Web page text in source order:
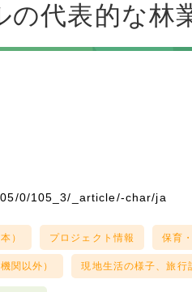
代表的な林
0/105_3/_article/-char/ja
） プロジェクト情報 保育
関以外） 現地生活の様子、旅行